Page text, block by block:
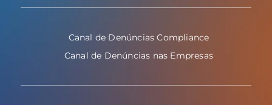
Canal de Denúncias Compliance
Canal de Denúncias nas Empresas